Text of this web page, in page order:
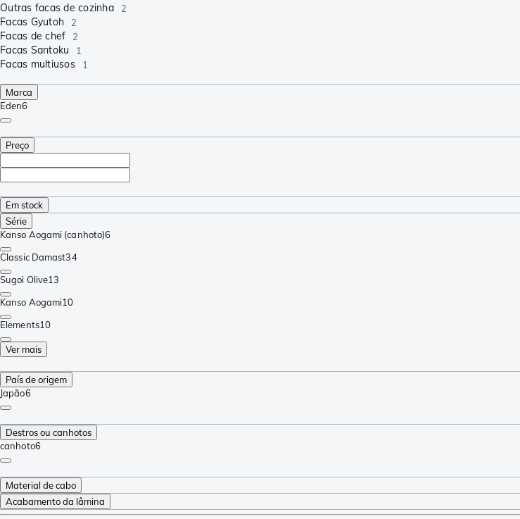
Outras facas de cozinha 2
Facas Gyutoh 2
Facas de chef 2
Facas Santoku 1
Facas multiusos 1
Marca
Eden6
Preço
Em stock
Série
Kanso Aogami (canhoto)6
Classic Damast34
Sugoi Olive13
Kanso Aogami10
Elements10
Ver mais
País de origem
Japão6
Destros ou canhotos
canhoto6
Material de cabo
Acabamento da lâmina